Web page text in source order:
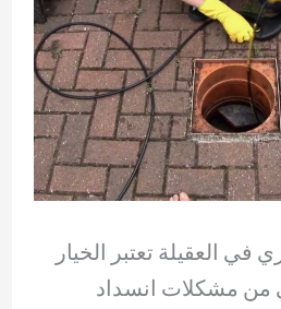
العقيلة تعتبر الخيار
من مشكلات انسداد